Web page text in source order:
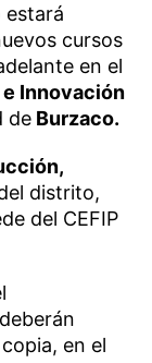
estará
cursos
en el
Innovación
de Burzaco.
distrito,
del CEFIP
en el